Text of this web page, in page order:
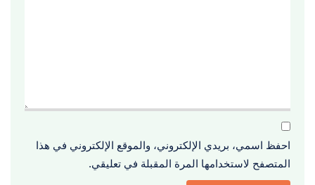
احفظ اسمي، بريدي الإلكتروني، والموقع الإلكتروني في هذا
المتصفح لاستخدامها المرة المقبلة في تعليقي.